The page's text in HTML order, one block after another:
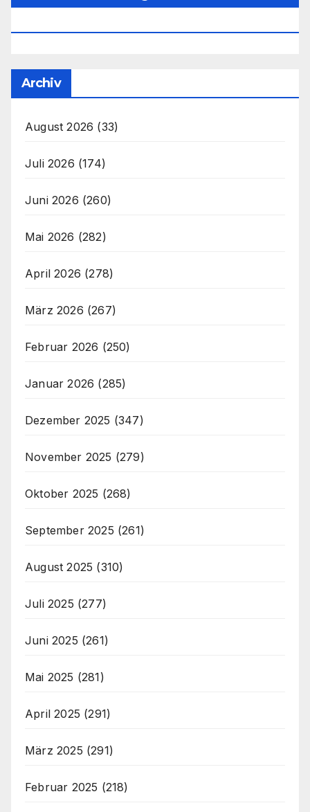
Archiv
August 2026 (33)
Juli 2026 (174)
Juni 2026 (260)
Mai 2026 (282)
April 2026 (278)
März 2026 (267)
Februar 2026 (250)
Januar 2026 (285)
Dezember 2025 (347)
November 2025 (279)
Oktober 2025 (268)
September 2025 (261)
August 2025 (310)
Juli 2025 (277)
Juni 2025 (261)
Mai 2025 (281)
April 2025 (291)
März 2025 (291)
Februar 2025 (218)